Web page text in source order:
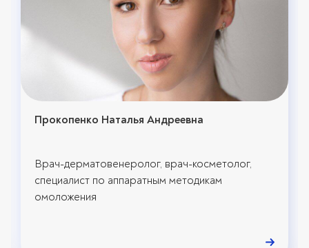
Прокопенко Наталья Андреевна
Врач-дерматовенеролог, врач-косметолог,
специалист по аппаратным методикам
омоложения